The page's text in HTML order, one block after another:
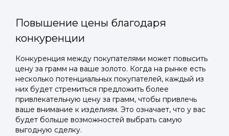
Повышение цены благодаря
конкуренции
Конкуренция между покупателями может повысить
цену за грамм на ваше золото. Когда на рынке есть
несколько потенциальных покупателей, каждый из
них будет стремиться предложить более
привлекательную цену за грамм, чтобы привлечь
ваше внимание к изделиям. Это означает, что у вас
будет больше возможностей выбрать самую
выгодную сделку.